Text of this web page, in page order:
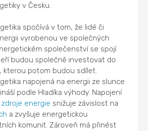
v Česku.
spočívá v tom, že lidé či
vyrobenou ve společných
společenství se spojí
budou společně investovat do
kterou potom budou sdílet.
napojená na energii ze slunce
podle Hladíka výhody. Napojení
energie snižuje závislost na
a zvyšuje energetickou
komunit. Zároveň má přinést